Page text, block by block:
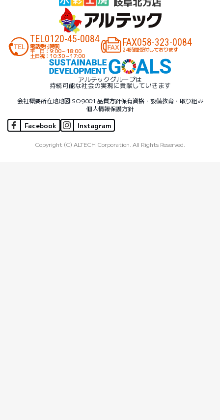
TEL0120-45-0084
電話受付時間
平 日：9:00～18:00
土日祝：10:30～17:00
FAX058-323-0084
24時間受付しております
アルテックグループは
持続可能な社会の実現に貢献していきます
会社概要所在地地図ISO9001 品質方針保有資格・設備教育・取り組み
個人情報保護方針
Facebook Instagram
Copyright (C) ALTECH Corporation. All Rights Reserved.